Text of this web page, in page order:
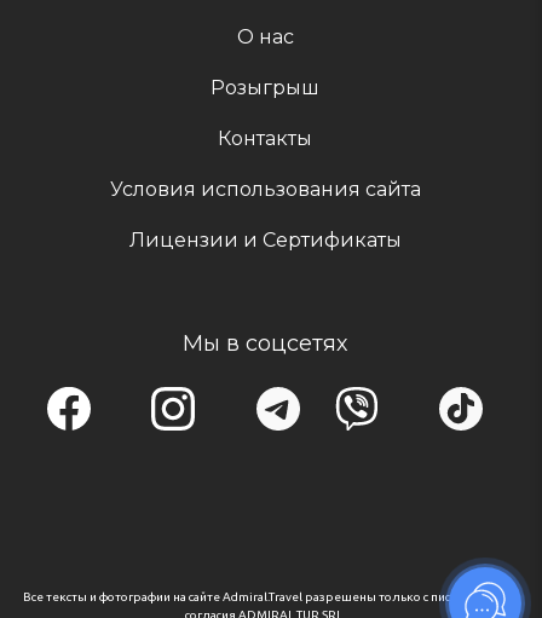
О нас
Розыгрыш
Контакты
Условия использования сайта
Лицензии и Сертификаты
Мы в соцсетях
Все тексты и фотографии на сайте Admiral.Travel разрешены только с письменного
согласия ADMIRAL TUR SRL.